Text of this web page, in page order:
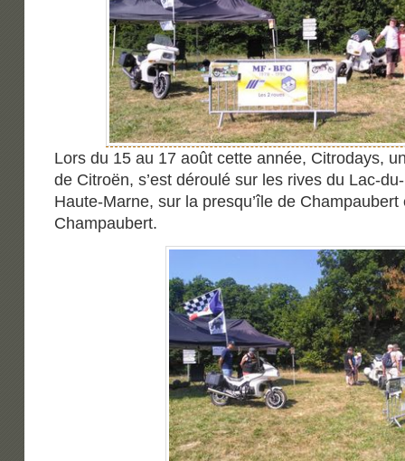
Lors du 15 au 17 août cette année, Citrodays,
de Citroën, s’est déroulé sur les rives du Lac-
Haute-Marne, sur la presqu’île de
Champaubert.